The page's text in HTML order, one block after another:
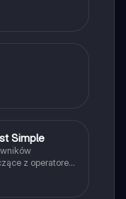
Simple
z operatorem